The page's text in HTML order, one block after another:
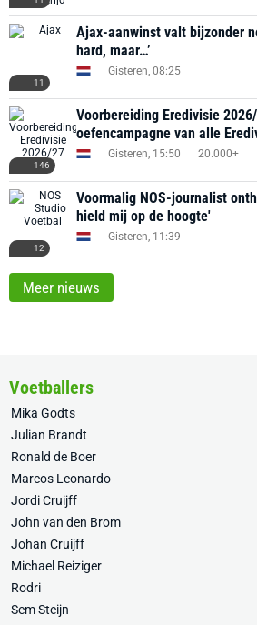
11
Ajax-aanwinst valt bijzonder
hard, maar…’
Gisteren, 08:25
146
Voorbereiding Eredivisie
oefencampagne van alle
Gisteren, 15:50 20.000+
12
Voormalig NOS-journalist
hield mij op de hoogte'
Gisteren, 11:39
Meer nieuws
Voetballers
Mika Godts
Julian Brandt
Ronald de Boer
Marcos Leonardo
Jordi Cruijff
John van den Brom
Johan Cruijff
Michael Reiziger
Rodri
Sem Steijn